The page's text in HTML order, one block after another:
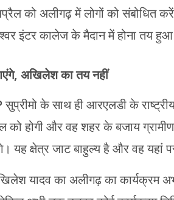
को अलीगढ़ में लोगों को संबोधित
इंटर कालेज के मैदान में होना तय
अखिलेश का तय नहीं
सुप्रीमो के साथ ही आरएलडी के
होगी और वह शहर के बजाय
क्षेत्र जाट बाहुल्य है और वह यहां
यादव का अलीगढ़ का